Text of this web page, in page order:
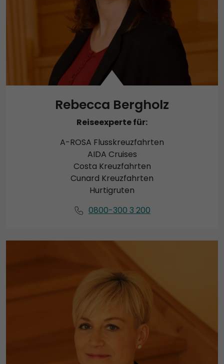
Rebecca Bergholz
Reiseexperte für:
A-ROSA Flusskreuzfahrten
AIDA Cruises
Costa Kreuzfahrten
Cunard Kreuzfahrten
Hurtigruten
0800-300 3 200